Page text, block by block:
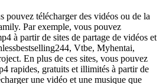
pouvez télécharger des vidéos ou de la
Par exemple, vous pouvez
à partir de sites de partage de vidéos et
Vtbe, Myhentai,
En plus de ces sites, vous pouvez
rapides, gratuits et illimités à partir de
une vidéo et une musique que